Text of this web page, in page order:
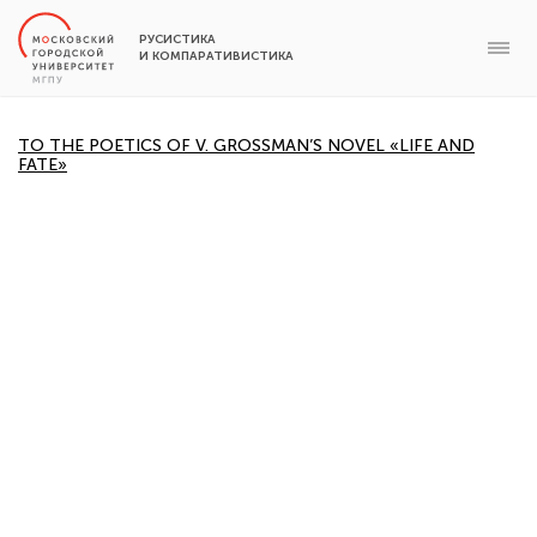
РУСИСТИКА
И КОМПАРАТИВИСТИКА
ТО THE POETICS OF V. GROSSMAN’S NOVEL «LIFE AND
FATE»